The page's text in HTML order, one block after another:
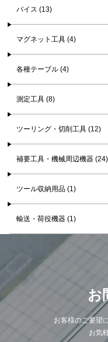
バイス (13)
マグネット工具 (4)
各種テーブル (4)
測定工具 (8)
ツーリング・切削工具 (12)
補要工具・機械周辺機器 (24)
ツール収納用品 (1)
輸送・荷役機器 (1)
お
お客様のご要望
お気